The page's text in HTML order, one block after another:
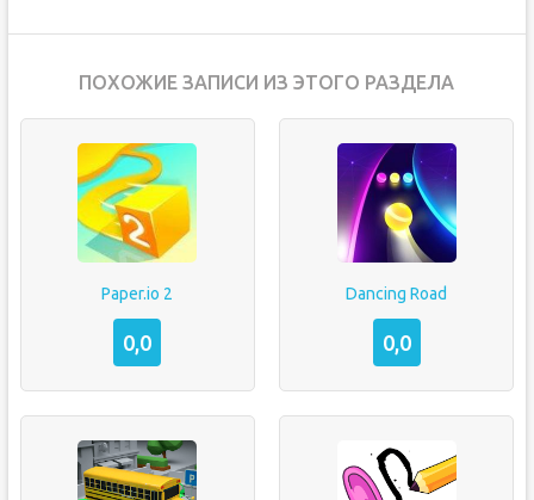
ПОХОЖИЕ ЗАПИСИ ИЗ ЭТОГО РАЗДЕЛА
Paper.io 2
0,0
Dancing Road
0,0